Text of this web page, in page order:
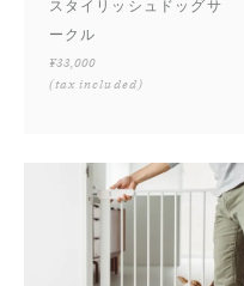
スタイリッシュドッグサ
ークル
¥33,000
(tax included)